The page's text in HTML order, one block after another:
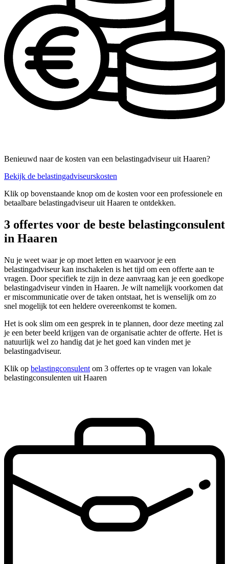
Benieuwd naar de kosten van een belastingadviseur uit Haaren?
Bekijk de belastingadviseurskosten
Klik op bovenstaande knop om de kosten voor een professionele en
betaalbare belastingadviseur uit Haaren te ontdekken.
3 offertes voor de beste belastingconsulent
in Haaren
Nu je weet waar je op moet letten en waarvoor je een
belastingadviseur kan inschakelen is het tijd om een offerte aan te
vragen. Door specifiek te zijn in deze aanvraag kan je een goedkope
belastingadviseur vinden in Haaren. Je wilt namelijk voorkomen dat
er miscommunicatie over de taken ontstaat, het is wenselijk om zo
snel mogelijk tot een heldere overeenkomst te komen.
Het is ook slim om een gesprek in te plannen, door deze meeting zal
je een beter beeld krijgen van de organisatie achter de offerte. Het is
natuurlijk wel zo handig dat je het goed kan vinden met je
belastingadviseur.
Klik op belastingconsulent om 3 offertes op te vragen van lokale
belastingconsulenten uit Haaren